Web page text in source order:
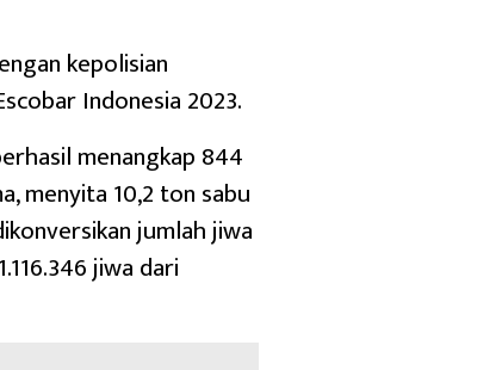
kepolisian
Indonesia 2023.
menangkap 844
menyita 10,2 ton sabu
jumlah jiwa
jiwa dari